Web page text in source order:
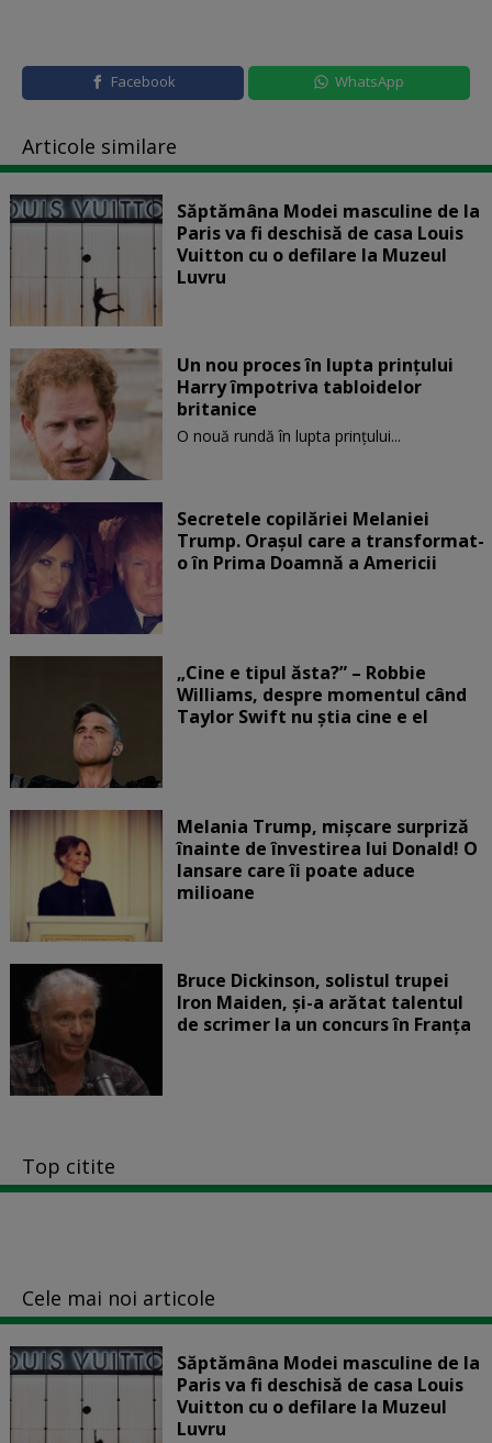
Facebook WhatsApp
Articole similare
Săptămâna Modei masculine de la
Paris va fi deschisă de casa Louis
Vuitton cu o defilare la Muzeul
Luvru
Un nou proces în lupta prinţului
Harry împotriva tabloidelor
britanice
O nouă rundă în lupta prinţului...
Secretele copilăriei Melaniei
Trump. Orașul care a transformat-
o în Prima Doamnă a Americii
„Cine e tipul ăsta?” – Robbie
Williams, despre momentul când
Taylor Swift nu știa cine e el
Melania Trump, mișcare surpriză
înainte de învestirea lui Donald! O
lansare care îi poate aduce
milioane
Bruce Dickinson, solistul trupei
Iron Maiden, şi-a arătat talentul
de scrimer la un concurs în Franţa
Top citite
Cele mai noi articole
Săptămâna Modei masculine de la
Paris va fi deschisă de casa Louis
Vuitton cu o defilare la Muzeul
Luvru